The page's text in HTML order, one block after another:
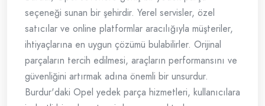
seçeneği sunan bir şehirdir. Yerel servisler, özel
satıcılar ve online platformlar aracılığıyla müşteriler,
ihtiyaçlarına en uygun çözümü bulabilirler. Orijinal
parçaların tercih edilmesi, araçların performansını ve
güvenliğini artırmak adına önemli bir unsurdur.
Burdur'daki Opel yedek parça hizmetleri, kullanıcılara